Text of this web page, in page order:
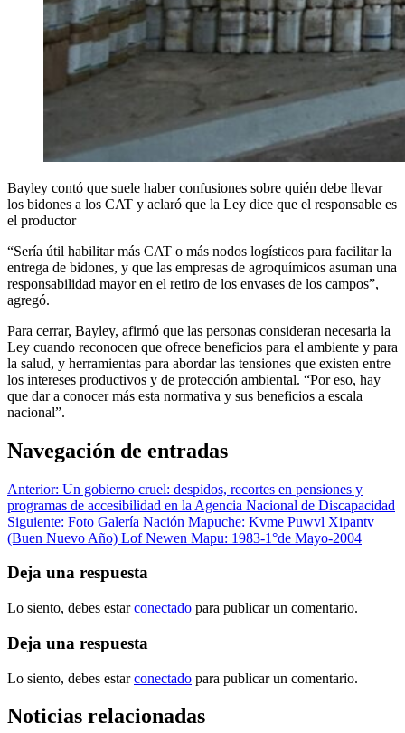
Bayley contó que suele haber confusiones sobre quién debe llevar
los bidones a los CAT y aclaró que la Ley dice que el responsable es
el productor
“Sería útil habilitar más CAT o más nodos logísticos para facilitar la
entrega de bidones, y que las empresas de agroquímicos asuman una
responsabilidad mayor en el retiro de los envases de los campos”,
agregó.
Para cerrar, Bayley, afirmó que las personas consideran necesaria la
Ley cuando reconocen que ofrece beneficios para el ambiente y para
la salud, y herramientas para abordar las tensiones que existen entre
los intereses productivos y de protección ambiental. “Por eso, hay
que dar a conocer más esta normativa y sus beneficios a escala
nacional”.
Navegación de entradas
Anterior: Un gobierno cruel: despidos, recortes en pensiones y
programas de accesibilidad en la Agencia Nacional de Discapacidad
Siguiente: Foto Galería Nación Mapuche: Kvme Puwvl Xipantv
(Buen Nuevo Año) Lof Newen Mapu: 1983-1°de Mayo-2004
Deja una respuesta
Lo siento, debes estarconectado para publicar un comentario.
Deja una respuesta
Lo siento, debes estarconectado para publicar un comentario.
Noticias relacionadas